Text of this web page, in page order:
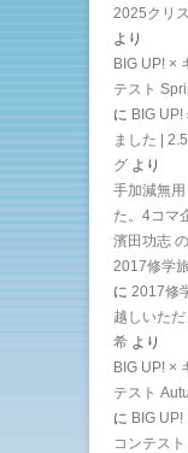
2025クリ
より
BIG UP! ×
テスト
に BIG
ました |
グ より
手加減無
た。4コマ
濱田功志
2017修学
に 2017修
越しいた
希 より
BIG UP! ×
テスト
に BIG
コンテス